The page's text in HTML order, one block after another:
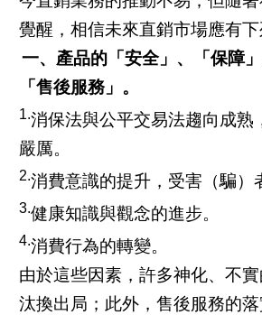
覺醒，相信未來直銷市場應有下
一、產品的「安全」、「保障」
「售後服務」。
1.消保法與公平交易法趨向成熟
嚴厲。
2.消費意識的提升，受害（騙）
3.健康知識與觀念的進步。
4.消費行為的轉變。
由於這些因素，許多神化、不
汰換出局；此外，售後服務的